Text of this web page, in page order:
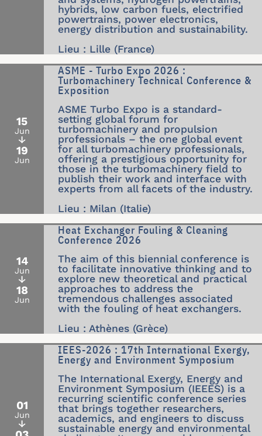
hybrids, low carbon fuels, electrified
powertrains, power electronics,
energy distribution and sustainability.
Lieu : Lille (France)
15
Jun
↓
19
Jun
ASME - Turbo Expo 2026 :
Turbomachinery Technical Conference &
Exposition
ASME Turbo Expo is a standard-
setting global forum for
turbomachinery and propulsion
professionals – the one global event
for all turbomachinery professionals,
offering a prestigious opportunity for
those in the turbomachinery field to
publish their work and interface with
experts from all facets of the industry.
Lieu : Milan (Italie)
14
Jun
↓
18
Jun
Heat Exchanger Fouling & Cleaning
Conference 2026
The aim of this biennial conference is
to facilitate innovative thinking and to
explore new theoretical and practical
approaches to address the
tremendous challenges associated
with the fouling of heat exchangers.
Lieu : Athènes (Grèce)
01
Jun
↓
IEES-2026 : 17th International Exergy,
Energy and Environment Symposium
The International Exergy, Energy and
Environment Symposium (IEEES) is a
recurring scientific conference series
that brings together researchers,
academics, and engineers to discuss
sustainable energy and environmental